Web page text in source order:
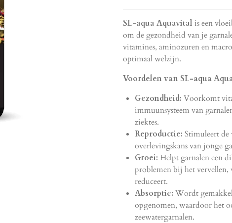
SL-aqua Aquavital is een
om de gezondheid van je
vitamines, aminozuren en
optimaal welzijn.
Voordelen van SL-aqua
Gezondheid: Voorkomt
immuunsysteem van
ziektes.
Reproductie: Stimuleert
overlevingskans van jonge
Groei: Helpt garnalen een
problemen bij het vervellen,
reduceert.
Absorptie: Wordt
opgenomen, waardoor het
zeewatergarnalen.